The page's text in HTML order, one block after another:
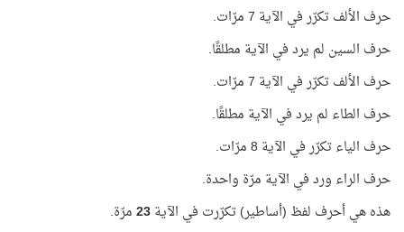
حرف الألف تكرّر في الآية 7 مرّات.
حرف السين لم يرد في الآية مطلقًا.
حرف الألف تكرّر في الآية 7 مرّات.
حرف الطاء لم يرد في الآية مطلقًا.
حرف الياء تكرّر في الآية 8 مرّات.
حرف الراء ورد في الآية مرّة واحدة.
هذه هي أحرف لفظ (أساطير) تكرّرت في الآية23مرّة.